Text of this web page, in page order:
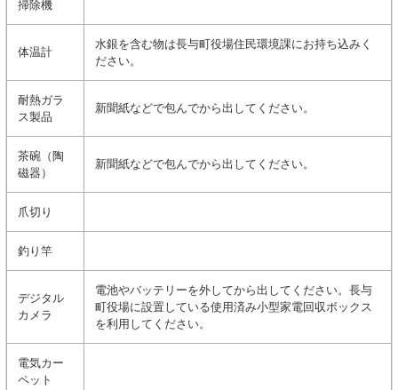
掃除機
体温計
水銀を含む物は長与町役場住民環境課にお持ち込みく
ださい。
耐熱ガラ
ス製品
新聞紙などで包んでから出してください。
茶碗（陶
磁器）
新聞紙などで包んでから出してください。
爪切り
釣り竿
デジタル
カメラ
電池やバッテリーを外してから出してください。長与
町役場に設置している使用済み小型家電回収ボックス
を利用してください。
電気カー
ペット